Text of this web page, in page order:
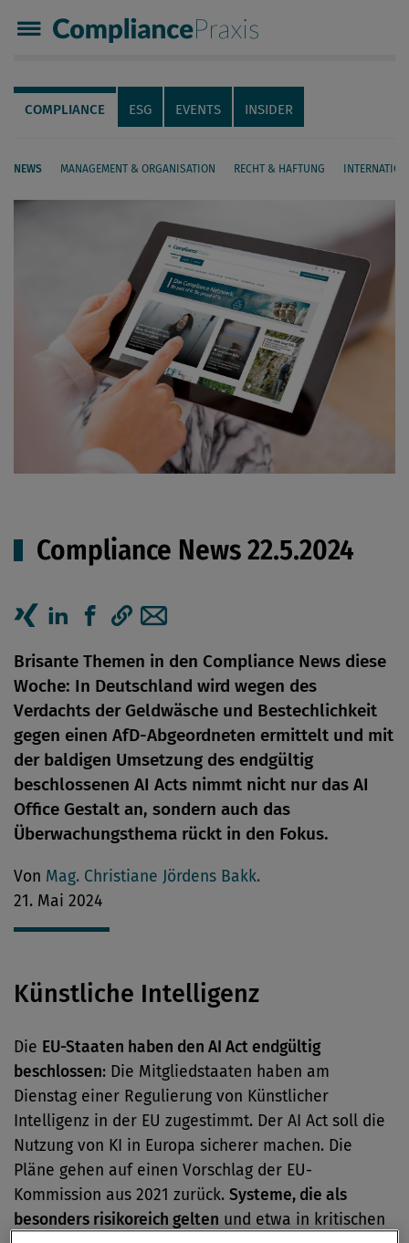
Compliance Praxis
Servicenavigation
Navigation
COMPLIANCE ESG EVENTS INSIDER
NEWS MANAGEMENT & ORGANISATION RECHT & HAFTUNG
Compliance News 22.5.2024
Brisante Themen in den Compliance News diese
Woche: In Deutschland wird wegen des
Verdachts der Geldwäsche und Bestechlichkeit
gegen einen AfD-Abgeordneten ermittelt und mit
der baldigen Umsetzung des endgültig
beschlossenen AI Acts nimmt nicht nur das AI
Office Gestalt an, sondern auch das
Überwachungsthema rückt in den Fokus.
Von Mag. Christiane Jördens Bakk.
21. Mai 2024
Künstliche Intelligenz
Die EU-Staaten haben den AI Act endgültig
beschlossen: Die Mitgliedstaaten haben am
Dienstag einer Regulierung von Künstlicher
Intelligenz in der EU zugestimmt. Der AI Act soll die
Nutzung von KI in Europa sicherer machen. Die
Pläne gehen auf einen Vorschlag der EU-
Kommission aus 2021 zurück. Systeme, die als
besonders risikoreich gelten und etwa in kritischen